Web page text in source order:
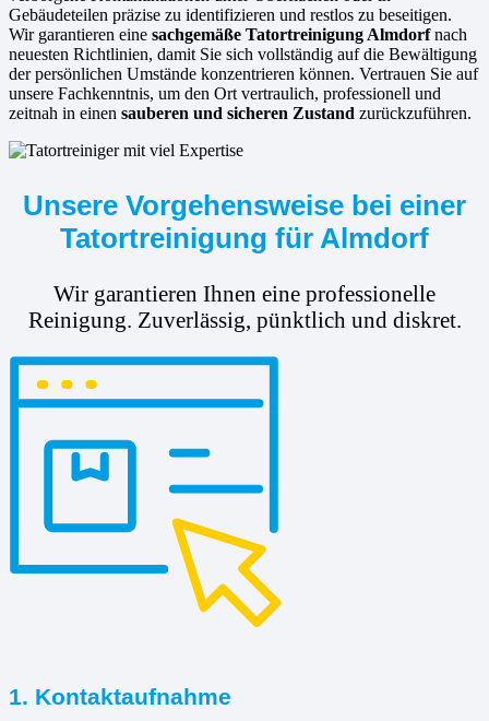
Gebäudeteilen präzise zu identifizieren und restlos zu beseitigen.
Wir garantieren eine sachgemäße Tatortreinigung Almdorfnach
neuesten Richtlinien, damit Sie sich vollständig auf die Bewältigung
der persönlichen Umstände konzentrieren können. Vertrauen Sie auf
unsere Fachkenntnis, um den Ort vertraulich, professionell und
zeitnah in einen sauberen und sicheren Zustand zurückzuführen.
Unsere Vorgehensweise bei einer
Tatortreinigung für Almdorf
Wir garantieren Ihnen eine professionelle
Reinigung. Zuverlässig, pünktlich und diskret.
1. Kontaktaufnahme